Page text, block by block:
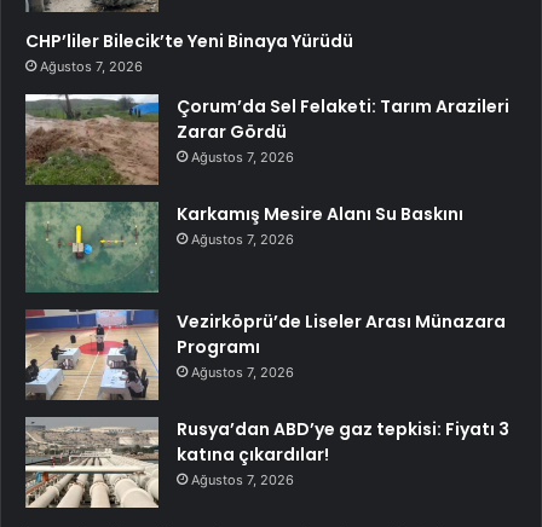
CHP’liler Bilecik’te Yeni Binaya Yürüdü
Ağustos 7, 2026
Çorum’da Sel Felaketi: Tarım Arazileri
Zarar Gördü
Ağustos 7, 2026
Karkamış Mesire Alanı Su Baskını
Ağustos 7, 2026
Vezirköprü’de Liseler Arası Münazara
Programı
Ağustos 7, 2026
Rusya’dan ABD’ye gaz tepkisi: Fiyatı 3
katına çıkardılar!
Ağustos 7, 2026